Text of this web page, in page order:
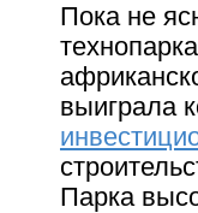
Пока не
выиграла
Парка